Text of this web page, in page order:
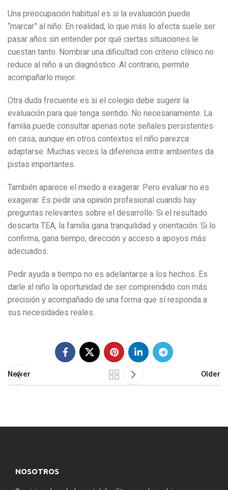
Una preocupación habitual es si la evaluación puede
“marcar” al niño. En realidad, lo que más lo afecta suele ser
pasar años sin entender por qué ciertas situaciones le
cuestan tanto. Nombrar una dificultad con criterio clínico no
reduce al niño a un diagnóstico. Al contrario, permite
acompañarlo mejor.
Otra duda frecuente es si el colegio debe sugerir la
evaluación para que tenga sentido. No necesariamente. La
familia puede consultar apenas note señales persistentes
en casa, aunque en otros contextos el niño parezca
adaptarse. Muchas veces la diferencia entre ambientes da
pistas importantes.
También aparece el miedo a exagerar. Pero evaluar no es
exagerar. Es pedir una opinión profesional cuando hay
preguntas relevantes sobre el desarrollo. Si el resultado
descarta TEA, la familia gana tranquilidad y orientación. Si lo
confirma, gana tiempo, dirección y acceso a apoyos más
adecuados.
Pedir ayuda a tiempo no es adelantarse a los hechos. Es
darle al niño la oportunidad de ser comprendido con más
precisión y acompañado de una forma que sí responda a
sus necesidades reales.
Newer Older
NOSOTROS